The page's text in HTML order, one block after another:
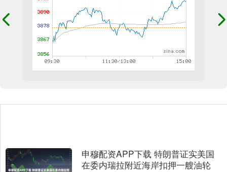
申穆配资APP下载 特朗普证实美国
在委内瑞拉附近海岸扣押一艘油轮